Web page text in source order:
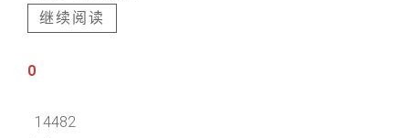
继续阅读
0
14482